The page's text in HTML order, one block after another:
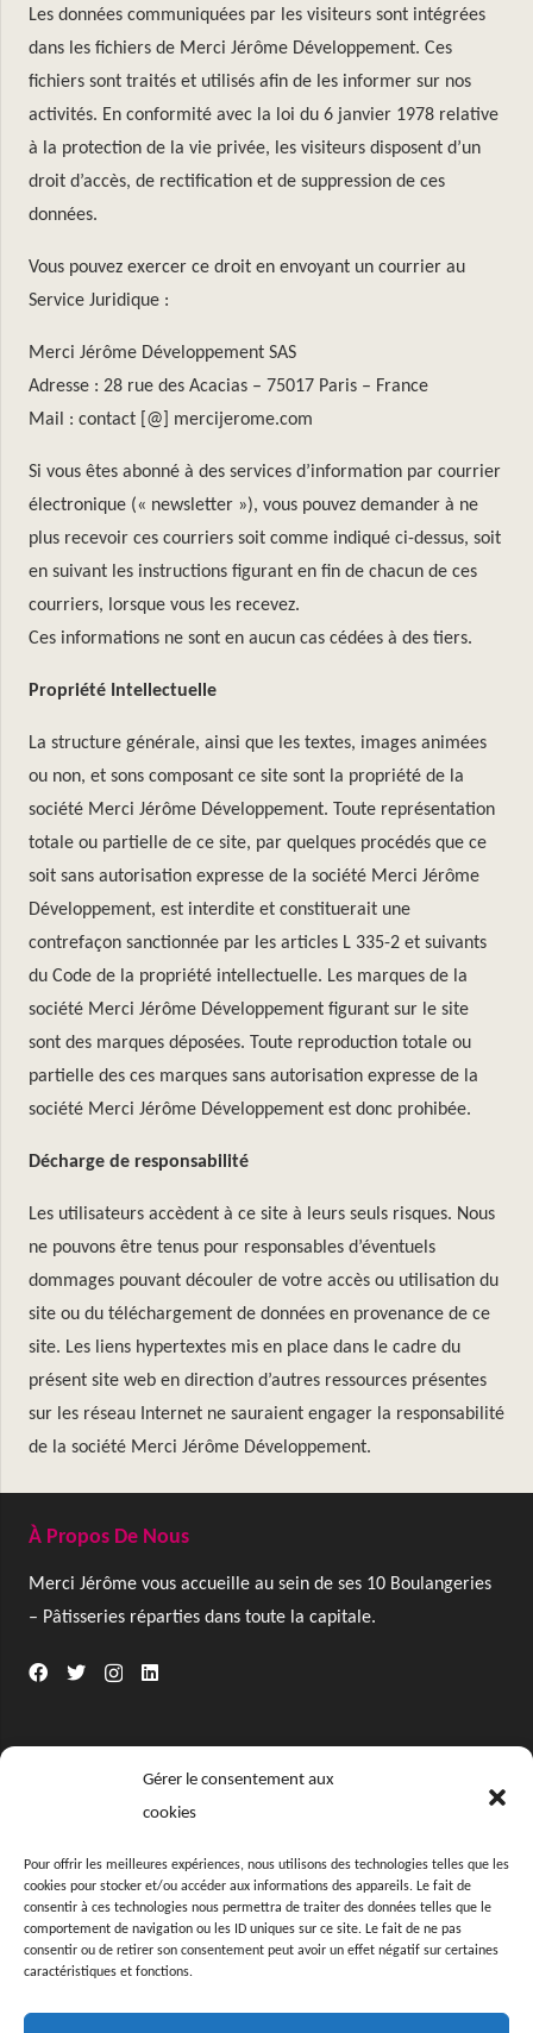
Gérer le consentement aux
cookies
Pour offrir les meilleures expériences, nous utilisons des technologies telles que les
cookies pour stocker et/ou accéder aux informations des appareils. Le fait de
consentir à ces technologies nous permettra de traiter des données telles que le
comportement de navigation ou les ID uniques sur ce site. Le fait de ne pas
consentir ou de retirer son consentement peut avoir un effet négatif sur certaines
caractéristiques et fonctions.
Les données communiquées par les visiteurs sont intégrées
dans les fichiers de Merci Jérôme Développement. Ces
fichiers sont traités et utilisés afin de les informer sur nos
activités. En conformité avec la loi du 6 janvier 1978 relative
à la protection de la vie privée, les visiteurs disposent d’un
droit d’accès, de rectification et de suppression de ces
données.
Vous pouvez exercer ce droit en envoyant un courrier au
Service Juridique :
Merci Jérôme Développement SAS
Adresse : 28 rue des Acacias – 75017 Paris – France
Mail : contact [@] mercijerome.com
Si vous êtes abonné à des services d’information par courrier
électronique (« newsletter »), vous pouvez demander à ne
plus recevoir ces courriers soit comme indiqué ci-dessus, soit
en suivant les instructions figurant en fin de chacun de ces
courriers, lorsque vous les recevez.
Ces informations ne sont en aucun cas cédées à des tiers.
Propriété Intellectuelle
La structure générale, ainsi que les textes, images animées
ou non, et sons composant ce site sont la propriété de la
société Merci Jérôme Développement. Toute représentation
totale ou partielle de ce site, par quelques procédés que ce
soit sans autorisation expresse de la société Merci Jérôme
Développement, est interdite et constituerait une
contrefaçon sanctionnée par les articles L 335-2 et suivants
du Code de la propriété intellectuelle. Les marques de la
société Merci Jérôme Développement figurant sur le site
sont des marques déposées. Toute reproduction totale ou
partielle des ces marques sans autorisation expresse de la
société Merci Jérôme Développement est donc prohibée.
Décharge de responsabilité
Les utilisateurs accèdent à ce site à leurs seuls risques. Nous
ne pouvons être tenus pour responsables d’éventuels
dommages pouvant découler de votre accès ou utilisation du
site ou du téléchargement de données en provenance de ce
site. Les liens hypertextes mis en place dans le cadre du
présent site web en direction d’autres ressources présentes
sur les réseau Internet ne sauraient engager la responsabilité
de la société Merci Jérôme Développement.
À Propos De Nous
Merci Jérôme vous accueille au sein de ses 10 Boulangeries
– Pâtisseries réparties dans toute la capitale.
Informations
L’offre Traiteur
Le Concept
Notre Histoire
Nous rejoindre